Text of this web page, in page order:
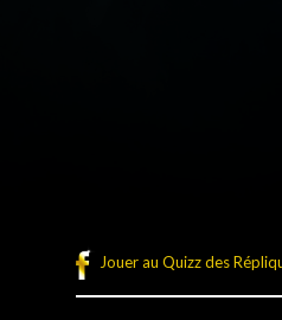
Jouer au Quizz des